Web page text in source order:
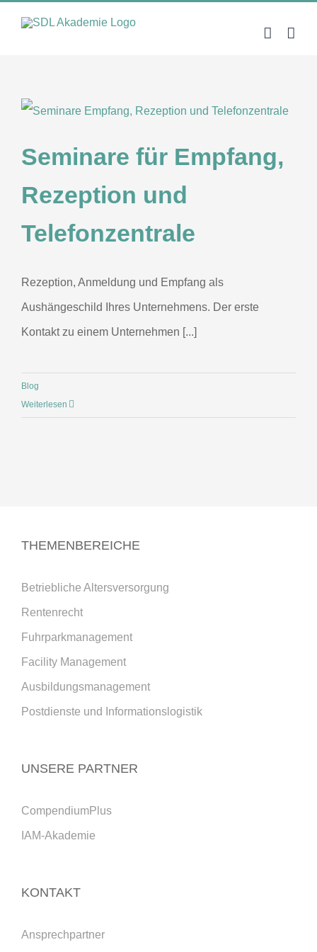
Seminare für Empfang,
Rezeption und
Telefonzentrale
Rezeption, Anmeldung und Empfang als
Aushängeschild Ihres Unternehmens. Der erste
Kontakt zu einem Unternehmen [...]
Blog
Weiterlesen
THEMENBEREICHE
Betriebliche Altersversorgung
Rentenrecht
Fuhrparkmanagement
Facility Management
Ausbildungsmanagement
Postdienste und Informationslogistik
UNSERE PARTNER
CompendiumPlus
IAM-Akademie
KONTAKT
Ansprechpartner